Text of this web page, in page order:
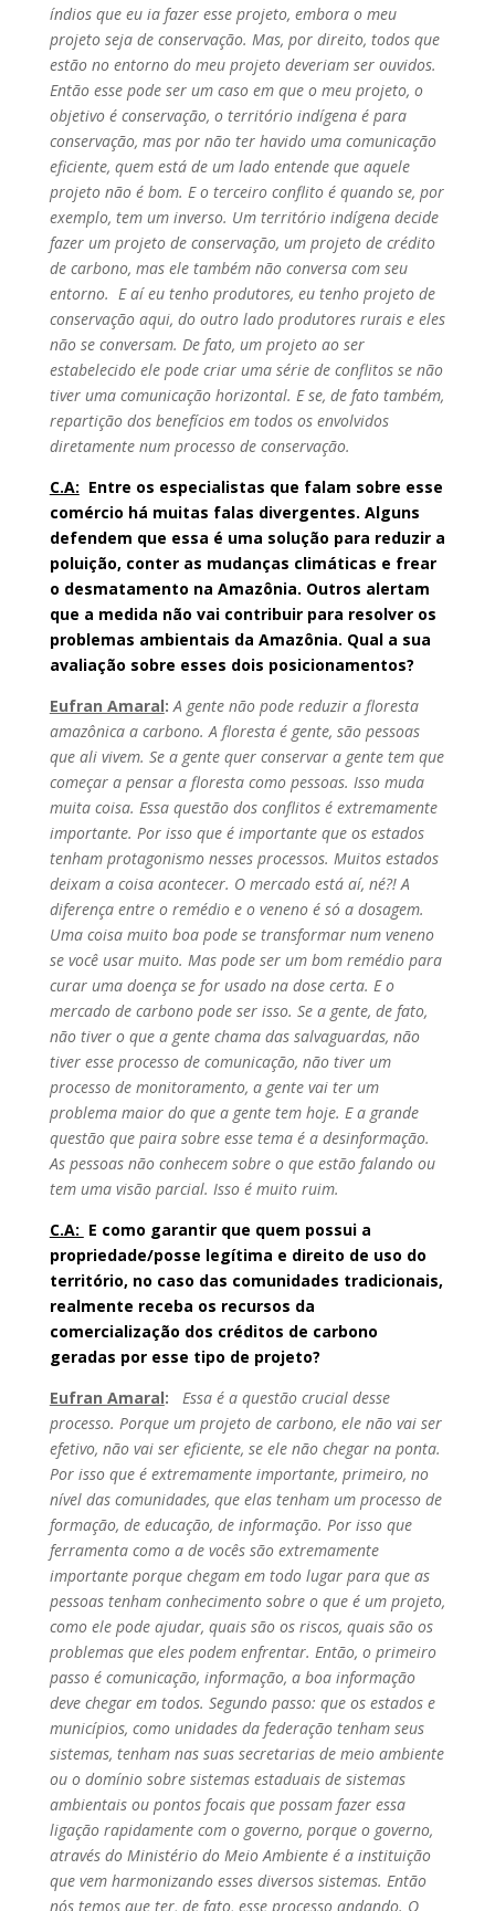
índios que eu ia fazer esse projeto, embora o meu
projeto seja de conservação. Mas, por direito, todos que
estão no entorno do meu projeto deveriam ser ouvidos.
Então esse pode ser um caso em que o meu projeto, o
objetivo é conservação, o território indígena é para
conservação, mas por não ter havido uma comunicação
eficiente, quem está de um lado entende que aquele
projeto não é bom. E o terceiro conflito é quando se, por
exemplo, tem um inverso. Um território indígena decide
fazer um projeto de conservação, um projeto de crédito
de carbono, mas ele também não conversa com seu
entorno. E aí eu tenho produtores, eu tenho projeto de
conservação aqui, do outro lado produtores rurais e eles
não se conversam. De fato, um projeto ao ser
estabelecido ele pode criar uma série de conflitos se não
tiver uma comunicação horizontal. E se, de fato também,
repartição dos benefícios em todos os envolvidos
diretamente num processo de conservação.
C.A: Entre os especialistas que falam sobre esse
comércio há muitas falas divergentes. Alguns
defendem que essa é uma solução para reduzir a
poluição, conter as mudanças climáticas e frear
o desmatamento na Amazônia. Outros alertam
que a medida não vai contribuir para resolver os
problemas ambientais da Amazônia. Qual a sua
avaliação sobre esses dois posicionamentos?
Eufran Amaral: A gente não pode reduzir a floresta
amazônica a carbono. A floresta é gente, são pessoas
que ali vivem. Se a gente quer conservar a gente tem que
começar a pensar a floresta como pessoas. Isso muda
muita coisa. Essa questão dos conflitos é extremamente
importante. Por isso que é importante que os estados
tenham protagonismo nesses processos. Muitos estados
deixam a coisa acontecer. O mercado está aí, né?! A
diferença entre o remédio e o veneno é só a dosagem.
Uma coisa muito boa pode se transformar num veneno
se você usar muito. Mas pode ser um bom remédio para
curar uma doença se for usado na dose certa. E o
mercado de carbono pode ser isso. Se a gente, de fato,
não tiver o que a gente chama das salvaguardas, não
tiver esse processo de comunicação, não tiver um
processo de monitoramento, a gente vai ter um
problema maior do que a gente tem hoje. E a grande
questão que paira sobre esse tema é a desinformação.
As pessoas não conhecem sobre o que estão falando ou
tem uma visão parcial. Isso é muito ruim.
C.A: E como garantir que quem possui a
propriedade/posse legítima e direito de uso do
território, no caso das comunidades tradicionais,
realmente receba os recursos da
comercialização dos créditos de carbono
geradas por esse tipo de projeto?
Eufran Amaral: Essa é a questão crucial desse
processo. Porque um projeto de carbono, ele não vai ser
efetivo, não vai ser eficiente, se ele não chegar na ponta.
Por isso que é extremamente importante, primeiro, no
nível das comunidades, que elas tenham um processo de
formação, de educação, de informação. Por isso que
ferramenta como a de vocês são extremamente
importante porque chegam em todo lugar para que as
pessoas tenham conhecimento sobre o que é um projeto,
como ele pode ajudar, quais são os riscos, quais são os
problemas que eles podem enfrentar. Então, o primeiro
passo é comunicação, informação, a boa informação
deve chegar em todos. Segundo passo: que os estados e
municípios, como unidades da federação tenham seus
sistemas, tenham nas suas secretarias de meio ambiente
ou o domínio sobre sistemas estaduais de sistemas
ambientais ou pontos focais que possam fazer essa
ligação rapidamente com o governo, porque o governo,
através do Ministério do Meio Ambiente é a instituição
que vem harmonizando esses diversos sistemas. Então
nós temos que ter, de fato, esse processo andando. O